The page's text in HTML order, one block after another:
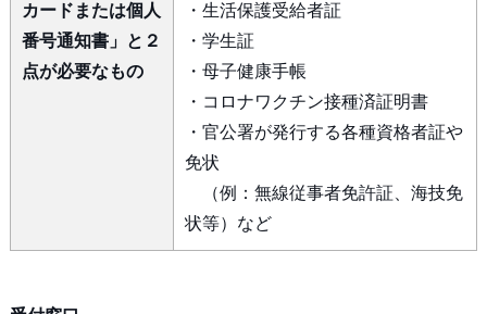
カードまたは個人
番号通知書」と２
点が必要なもの
・生活保護受給者証
・学生証
・母子健康手帳
・コロナワクチン接種済証明書
・官公署が発行する各種資格者証や
免状
（例：無線従事者免許証、海技免
状等）など